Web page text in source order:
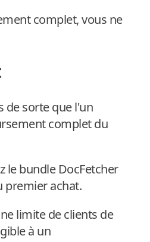
complet, vous ne
de sorte que l'un
complet du
le bundle DocFetcher
premier achat.
limite de clients de
à un